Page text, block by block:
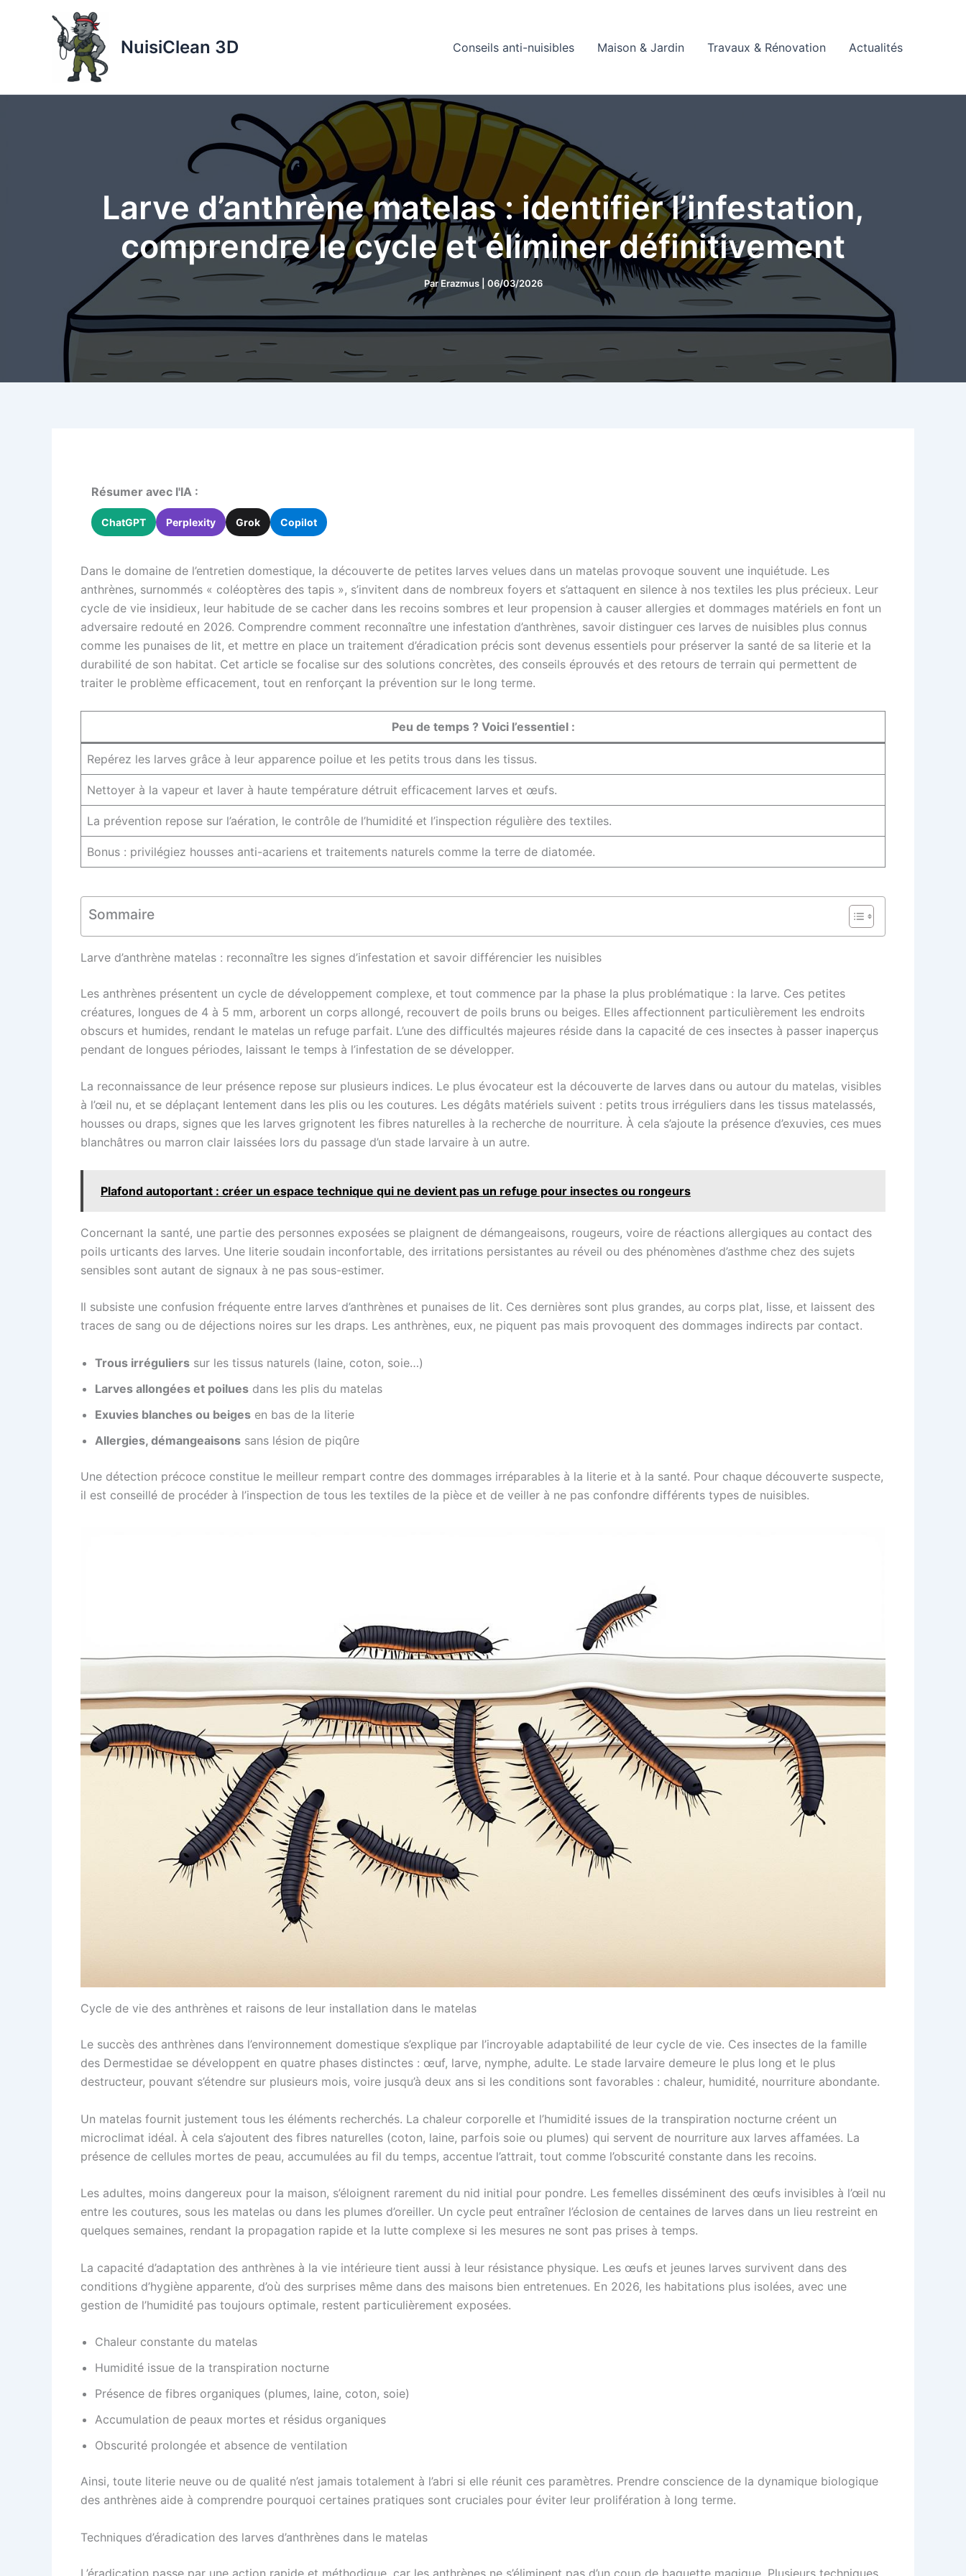
NuisiClean 3D Conseils anti-nuisibles Maison & Jardin Travaux & Rénovation Actualités
Larve d’anthrène matelas : identifier l’infestation,
comprendre le cycle et éliminer définitivement
ParErazmus 06/03/2026
Résumer avec l'IA :
ChatGPT Perplexity Grok Copilot
Dans le domaine de l’entretien domestique, la découverte de petites larves velues dans un matelas provoque souvent une inquiétude. Les
anthrènes, surnommés « coléoptères des tapis », s’invitent dans de nombreux foyers et s’attaquent en silence à nos textiles les plus précieux. Leur
cycle de vie insidieux, leur habitude de se cacher dans les recoins sombres et leur propension à causer allergies et dommages matériels en font un
adversaire redouté en 2026. Comprendre comment reconnaître une infestation d’anthrènes, savoir distinguer ces larves de nuisibles plus connus
comme les punaises de lit, et mettre en place un traitement d’éradication précis sont devenus essentiels pour préserver la santé de sa literie et la
durabilité de son habitat. Cet article se focalise sur des solutions concrètes, des conseils éprouvés et des retours de terrain qui permettent de
traiter le problème efficacement, tout en renforçant la prévention sur le long terme.
Peu de temps ? Voici l’essentiel :
Repérez les larves grâce à leur apparence poilue et les petits trous dans les tissus.
Nettoyer à la vapeur et laver à haute température détruit efficacement larves et œufs.
La prévention repose sur l’aération, le contrôle de l’humidité et l’inspection régulière des textiles.
Bonus : privilégiez housses anti-acariens et traitements naturels comme la terre de diatomée.
Sommaire
Larve d’anthrène matelas : reconnaître les signes d’infestation et savoir différencier les nuisibles
Les anthrènes présentent un cycle de développement complexe, et tout commence par la phase la plus problématique : la larve. Ces petites
créatures, longues de 4 à 5 mm, arborent un corps allongé, recouvert de poils bruns ou beiges. Elles affectionnent particulièrement les endroits
obscurs et humides, rendant le matelas un refuge parfait. L’une des difficultés majeures réside dans la capacité de ces insectes à passer inaperçus
pendant de longues périodes, laissant le temps à l’infestation de se développer.
La reconnaissance de leur présence repose sur plusieurs indices. Le plus évocateur est la découverte de larves dans ou autour du matelas, visibles
à l’œil nu, et se déplaçant lentement dans les plis ou les coutures. Les dégâts matériels suivent : petits trous irréguliers dans les tissus matelassés,
housses ou draps, signes que les larves grignotent les fibres naturelles à la recherche de nourriture. À cela s’ajoute la présence d’exuvies, ces mues
blanchâtres ou marron clair laissées lors du passage d’un stade larvaire à un autre.
Plafond autoportant : créer un espace technique qui ne devient pas un refuge pour insectes ou rongeurs
Concernant la santé, une partie des personnes exposées se plaignent de démangeaisons, rougeurs, voire de réactions allergiques au contact des
poils urticants des larves. Une literie soudain inconfortable, des irritations persistantes au réveil ou des phénomènes d’asthme chez des sujets
sensibles sont autant de signaux à ne pas sous-estimer.
Il subsiste une confusion fréquente entre larves d’anthrènes et punaises de lit. Ces dernières sont plus grandes, au corps plat, lisse, et laissent des
traces de sang ou de déjections noires sur les draps. Les anthrènes, eux, ne piquent pas mais provoquent des dommages indirects par contact.
Trous irréguliers sur les tissus naturels (laine, coton, soie…)
Larves allongées et poilues dans les plis du matelas
Exuvies blanches ou beiges en bas de la literie
Allergies, démangeaisons sans lésion de piqûre
Une détection précoce constitue le meilleur rempart contre des dommages irréparables à la literie et à la santé. Pour chaque découverte suspecte,
il est conseillé de procéder à l’inspection de tous les textiles de la pièce et de veiller à ne pas confondre différents types de nuisibles.
Cycle de vie des anthrènes et raisons de leur installation dans le matelas
Le succès des anthrènes dans l’environnement domestique s’explique par l’incroyable adaptabilité de leur cycle de vie. Ces insectes de la famille
des Dermestidae se développent en quatre phases distinctes : œuf, larve, nymphe, adulte. Le stade larvaire demeure le plus long et le plus
destructeur, pouvant s’étendre sur plusieurs mois, voire jusqu’à deux ans si les conditions sont favorables : chaleur, humidité, nourriture abondante.
Un matelas fournit justement tous les éléments recherchés. La chaleur corporelle et l’humidité issues de la transpiration nocturne créent un
microclimat idéal. À cela s’ajoutent des fibres naturelles (coton, laine, parfois soie ou plumes) qui servent de nourriture aux larves affamées. La
présence de cellules mortes de peau, accumulées au fil du temps, accentue l’attrait, tout comme l’obscurité constante dans les recoins.
Les adultes, moins dangereux pour la maison, s’éloignent rarement du nid initial pour pondre. Les femelles disséminent des œufs invisibles à l’œil nu
entre les coutures, sous les matelas ou dans les plumes d’oreiller. Un cycle peut entraîner l’éclosion de centaines de larves dans un lieu restreint en
quelques semaines, rendant la propagation rapide et la lutte complexe si les mesures ne sont pas prises à temps.
La capacité d’adaptation des anthrènes à la vie intérieure tient aussi à leur résistance physique. Les œufs et jeunes larves survivent dans des
conditions d’hygiène apparente, d’où des surprises même dans des maisons bien entretenues. En 2026, les habitations plus isolées, avec une
gestion de l’humidité pas toujours optimale, restent particulièrement exposées.
Chaleur constante du matelas
Humidité issue de la transpiration nocturne
Présence de fibres organiques (plumes, laine, coton, soie)
Accumulation de peaux mortes et résidus organiques
Obscurité prolongée et absence de ventilation
Ainsi, toute literie neuve ou de qualité n’est jamais totalement à l’abri si elle réunit ces paramètres. Prendre conscience de la dynamique biologique
des anthrènes aide à comprendre pourquoi certaines pratiques sont cruciales pour éviter leur prolifération à long terme.
Techniques d’éradication des larves d’anthrènes dans le matelas
L’éradication passe par une action rapide et méthodique, car les anthrènes ne s’éliminent pas d’un coup de baguette magique. Plusieurs techniques